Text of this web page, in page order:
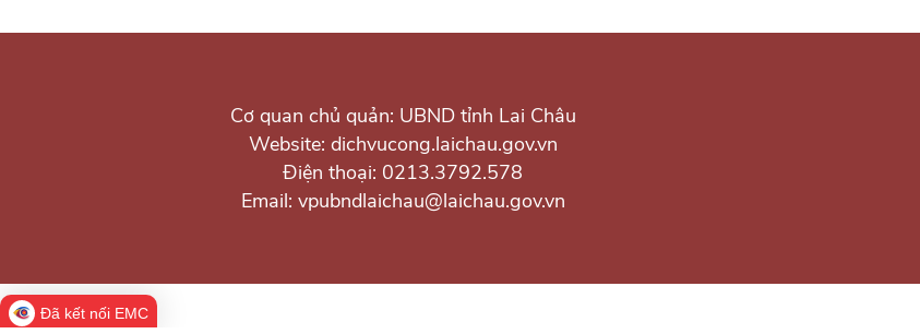
Cơ quan chủ quản: UBND tỉnh Lai Châu
Website: dichvucong.laichau.gov.vn
Điện thoại: 0213.3792.578
Email: vpubndlaichau@laichau.gov.vn
Đã kết nối EMC